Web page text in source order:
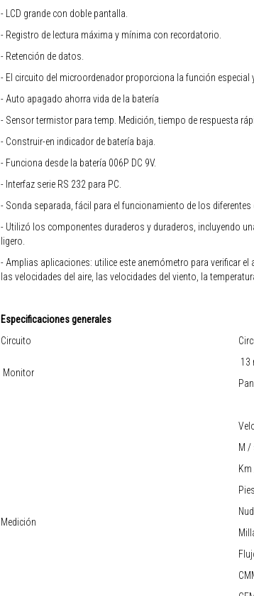
- LCD grande con doble pantalla.
- Registro de lectura máxima y mínima con recordatorio.
- Retención de datos.
- El circuito del microordenador proporciona la función especial
- Auto apagado ahorra vida de la batería
- Sensor termistor para temp. Medición, tiempo de respuesta
- Construir-en indicador de batería baja.
- Funciona desde la batería 006P DC 9V.
- Interfaz serie RS 232 para PC.
- Sonda separada, fácil para el funcionamiento de los diferentes
- Utilizó los componentes duraderos y duraderos, incluyendo
ligero.
- Amplias aplicaciones: utilice este anemómetro para verificar
las velocidades del aire, las velocidades del viento, la
Especificaciones generales
Circuito
Monitor
13
Medición
M /